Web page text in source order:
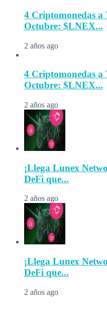
4 Criptomonedas a
Octubre: $LNEX...
2 años ago
4 Criptomonedas a
Octubre: $LNEX...
2 años ago
¡Llega Lunex
DeFi que...
2 años ago
¡Llega Lunex
DeFi que...
2 años ago